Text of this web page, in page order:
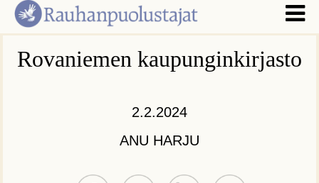
Rovaniemen kaupunginkirjasto
2.2.2024
ANU HARJU